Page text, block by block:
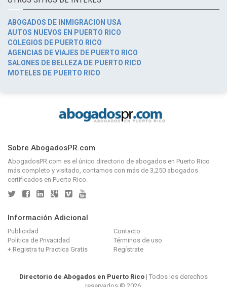
ABOGADOS DE INMIGRACION USA
AUTOS NUEVOS EN PUERTO RICO
COLEGIOS DE PUERTO RICO
AGENCIAS DE VIAJES DE PUERTO RICO
SALONES DE BELLEZA DE PUERTO RICO
MOTELES DE PUERTO RICO
Sobre AbogadosPR.com
AbogadosPR.com es el único directorio de abogados en Puerto Rico
más completo y visitado, contamos con más de 3,250 abogados
certificados en Puerto Rico.
Información Adicional
Publicidad
Contacto
Política de Privacidad
Términos de uso
+ Registra tu Practica Gratis
Regístrate
Directorio de Abogados en Puerto Rico | Todos los derechos